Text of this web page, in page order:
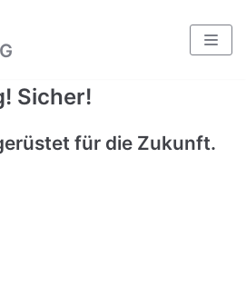
Sicher!
für die Zukunft.